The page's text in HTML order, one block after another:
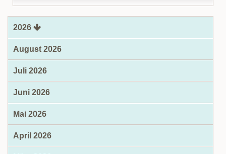
2026
August 2026
Juli 2026
Juni 2026
Mai 2026
April 2026